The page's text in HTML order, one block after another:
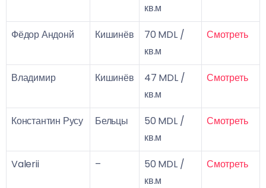
кв.м
Фёдор Андонй Кишинёв
70 MDL /
кв.м
Смотреть
Владимир Кишинёв
47 MDL /
кв.м
Смотреть
Константин Русу Бельцы
50 MDL /
кв.м
Смотреть
Valerii –
50 MDL /
кв.м
Смотреть